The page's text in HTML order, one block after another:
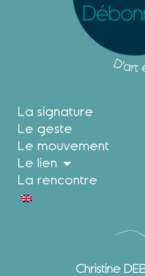
La signature
Le geste
Le mouvement
Le lien
La rencontre
Christine